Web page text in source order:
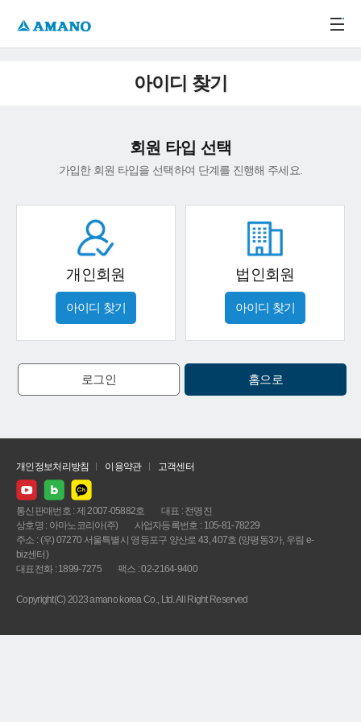
아이디 찾기
회원 타입 선택
가입한 회원 타입을 선택하여 단계를 진행해 주세요.
개인회원
아이디 찾기
법인회원
아이디 찾기
로그인 홈으로
개인정보처리방침 이용약관 고객센터
통신판매번호 : 제 2007-05882호
대표 : 전명진
상호명 : 아마노코리아(주)
사업자등록번호 : 105-81-78229
주소 : (우) 07270 서울특별시 영등포구 양산로 43, 407호 (양평동3가, 우림 e-
biz센터)
대표전화 : 1899-7275
팩스 : 02-2164-9400
Copyright(C) 2023 amano korea Co., Ltd. All Right Reserved